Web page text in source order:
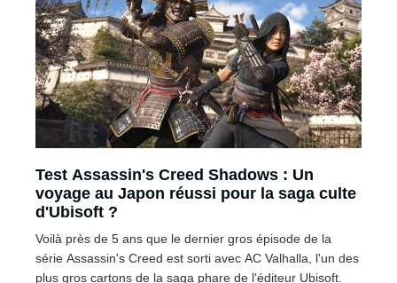
Test Assassin's Creed Shadows : Un
voyage au Japon réussi pour la saga culte
d'Ubisoft ?
Voilà près de 5 ans que le dernier gros épisode de la
série Assassin's Creed est sorti avec AC Valhalla, l'un des
plus gros cartons de la saga phare de l'éditeur Ubisoft.